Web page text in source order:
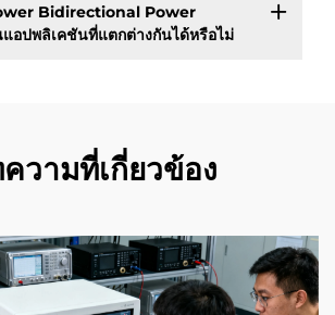
Bidirectional Power
อปพลิเคชันที่แตกต่างกันได้หรือไม่
วามที่เกี่ยวข้อง